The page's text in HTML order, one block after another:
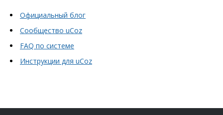
Официальный блог
Сообщество uCoz
FAQ по системе
Инструкции для uCoz